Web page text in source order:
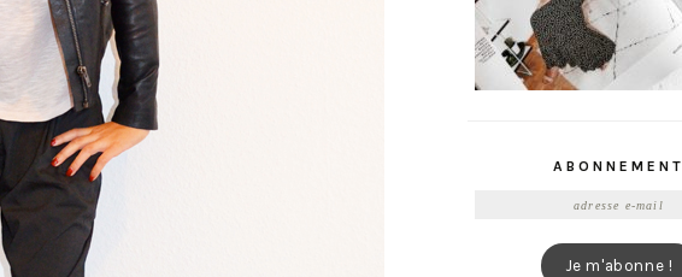
ABONNEMENT
Je m'abonne !